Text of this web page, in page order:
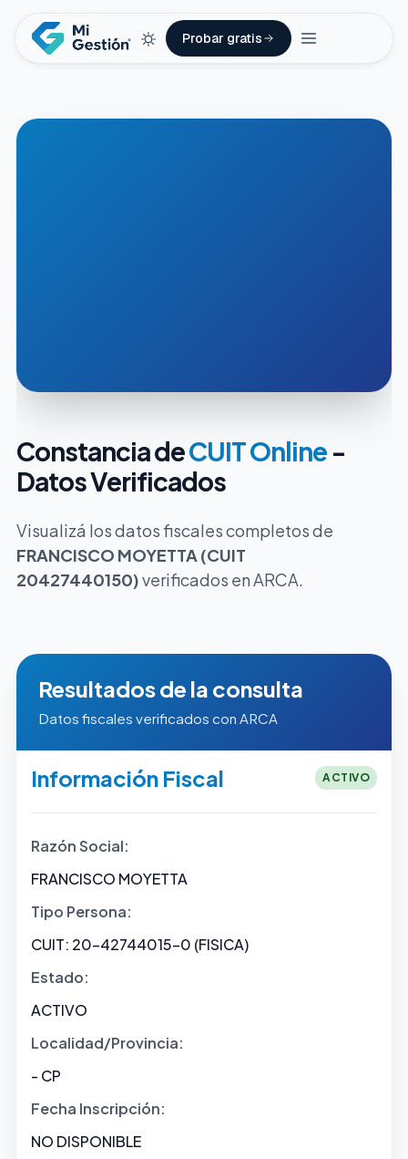
Probar gratis
Constancia deCUIT Online -
Datos Verificados
Visualizá los datos fiscales completos de
FRANCISCO MOYETTA (CUIT
20427440150)verificados en ARCA.
Resultados de la consulta
Datos fiscales verificados con ARCA
Información Fiscal ACTIVO
Razón Social:
FRANCISCO MOYETTA
Tipo Persona:
CUIT: 20-42744015-0 (FISICA)
Estado:
ACTIVO
Localidad/Provincia:
- CP
Fecha Inscripción:
NO DISPONIBLE